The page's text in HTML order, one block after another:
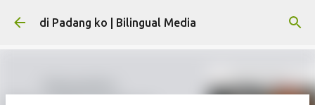
Skip to main content
di Padang ko | Bilingual Media